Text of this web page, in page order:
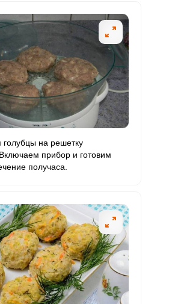
мкг 20 мкг 164.3
мкг 70 мкг 9.2
на решетку
прибор и готовим
получаса.